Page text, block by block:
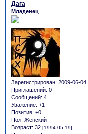
Дага
Младенец
Зарегистрирован: 2009-06-04
Приглашений: 0
Сообщений: 4
Уважение: +1
Позитив: +0
Пол: Женский
Возраст: 32 [1994-05-19]